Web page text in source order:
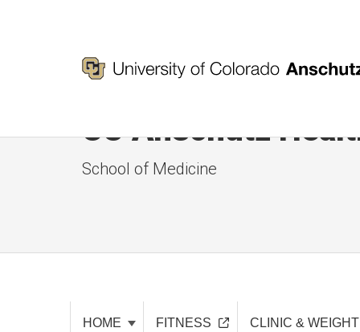
CU Anschutz
School of Medicine
HOME FITNESS CLINIC &